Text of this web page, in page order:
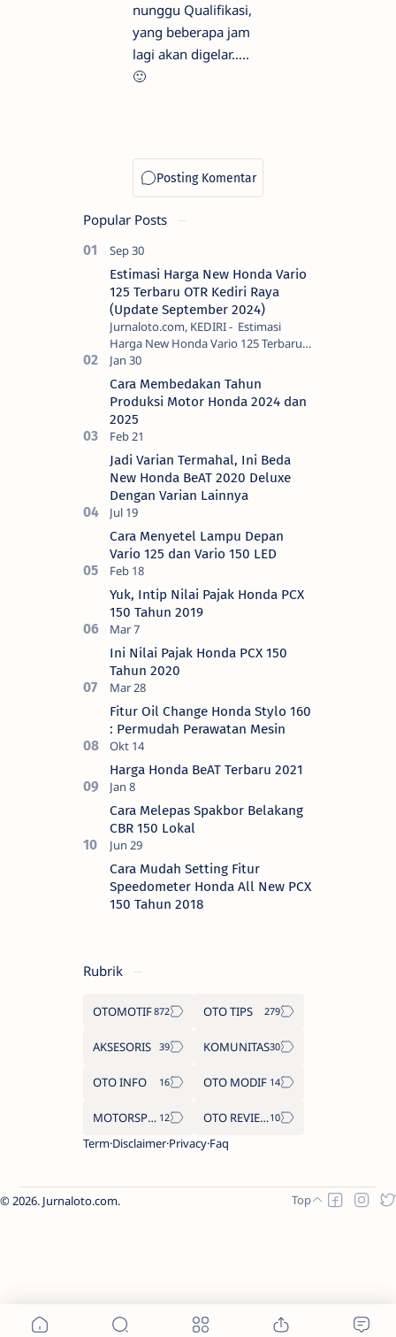
nunggu Qualifikasi,
yang beberapa jam
lagi akan digelar…..
🙂
Popular Posts
Estimasi Harga New Honda Vario
125 Terbaru OTR Kediri Raya
(Update September 2024)
Jurnaloto.com, KEDIRI - Estimasi
Harga New Honda Vario 125 Terbaru
OTR Kediri Raya (Update September
2024) Brosis sekalian, PT Astra Honda
Motor (AH…
Cara Membedakan Tahun
Produksi Motor Honda 2024 dan
2025
Jadi Varian Termahal, Ini Beda
New Honda BeAT 2020 Deluxe
Dengan Varian Lainnya
Cara Menyetel Lampu Depan
Vario 125 dan Vario 150 LED
Yuk, Intip Nilai Pajak Honda PCX
150 Tahun 2019
Ini Nilai Pajak Honda PCX 150
Tahun 2020
Fitur Oil Change Honda Stylo 160
: Permudah Perawatan Mesin
Harga Honda BeAT Terbaru 2021
Cara Melepas Spakbor Belakang
CBR 150 Lokal
Cara Mudah Setting Fitur
Speedometer Honda All New PCX
150 Tahun 2018
Rubrik
OTOMOTIF OTO TIPS
AKSESORIS KOMUNITAS
OTO INFO OTO MODIF
MOTORSPORT
OTO REVIEW
Term Disclaimer Privacy Faq
2026. Jurnaloto.com.